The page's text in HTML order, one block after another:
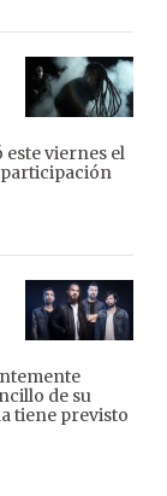
viernes el
de su
tiene previsto